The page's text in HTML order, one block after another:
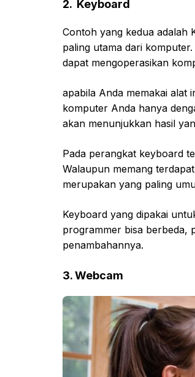
2. Keyboard
Contoh yang kedua adalah
paling utama dari
dapat mengoperasikan
apabila Anda memakai alat
komputer Anda hanya
akan menunjukkan hasil
Pada perangkat keyboard
Walaupun memang
merupakan yang paling
Keyboard yang dipakai
programmer bisa berbeda,
penambahannya.
3. Webcam